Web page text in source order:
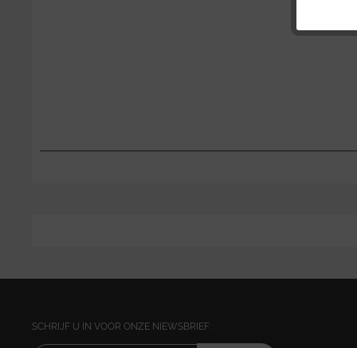
SCHRIJF U IN VOOR ONZE NIEWSBRIEF: